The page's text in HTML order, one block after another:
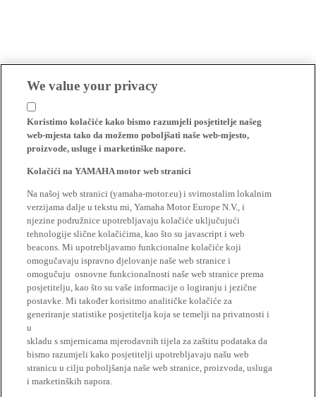
We value your privacy
Koristimo kolačiće kako bismo razumjeli posjetitelje našeg
web-mjesta tako da možemo poboljšati naše web-mjesto,
proizvode, usluge i marketinške napore.
Kolačići na YAMAHA motor web stranici
Na našoj web stranici (yamaha-motor.eu) i svimostalim lokalnim
verzijama dalje u tekstu mi, Yamaha Motor Europe N.V., i
njezine podružnice upotrebljavaju kolačiće uključujući
tehnologije slične kolačićima, kao što su javascript i web
beacons. Mi upotrebljavamo funkcionalne kolačiće koji
omogučavaju ispravno djelovanje naše web stranice i
omogučuju osnovne funkcionalnosti naše web stranice prema
posjetitelju, kao što su vaše informacije o logiranju i jezične
postavke. Mi također korisitmo analitičke kolačiće za
generiranje statistike posjetitelja koja se temelji na privatnosti i
u
skladu s smjernicama mjerodavnih tijela za zaštitu podataka da
bismo razumjeli kako posjetitelji upotrebljavaju našu web
stranicu u cilju poboljšanja naše web stranice, proizvoda, usluga
i marketinških napora.